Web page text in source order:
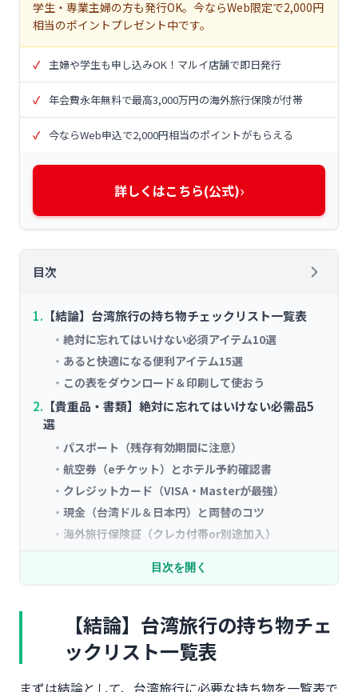
学生・専業主婦の方も発行OK。今ならWeb限定で2,000円
相当のポイントプレゼント中です。
主婦や学生も申し込みOK！マルイ店舗で即日発行
年会費永年無料で最高3,000万円の海外旅行保険が付帯
今ならWeb申込で2,000円相当のポイントがもらえる
詳しくはこちら(公式)›
目次
【結論】台湾旅行の持ち物チェックリスト一覧表
絶対に忘れてはいけない必須アイテム10選
あると快適になる便利アイテム15選
この表をダウンロード＆印刷して使おう
【貴重品・書類】絶対に忘れてはいけない必需品5
選
パスポート（残存有効期間に注意）
航空券（eチケット）とホテル予約確認書
クレジットカード（VISA・Masterが最強）
現金（台湾ドル＆日本円）と両替のコツ
海外旅行保険証（クレカ付帯or別途加入）
め）
SIMカード・eSIM（おすすめ3選比較）
変換プラグは不要！台湾のコンセント事情
イヤホン・モバイルWi-Fiルーター
目次を開く
【結論】台湾旅行の持ち物チェ
ックリスト一覧表
まずは結論として、台湾旅行に必要な持ち物を一覧表で